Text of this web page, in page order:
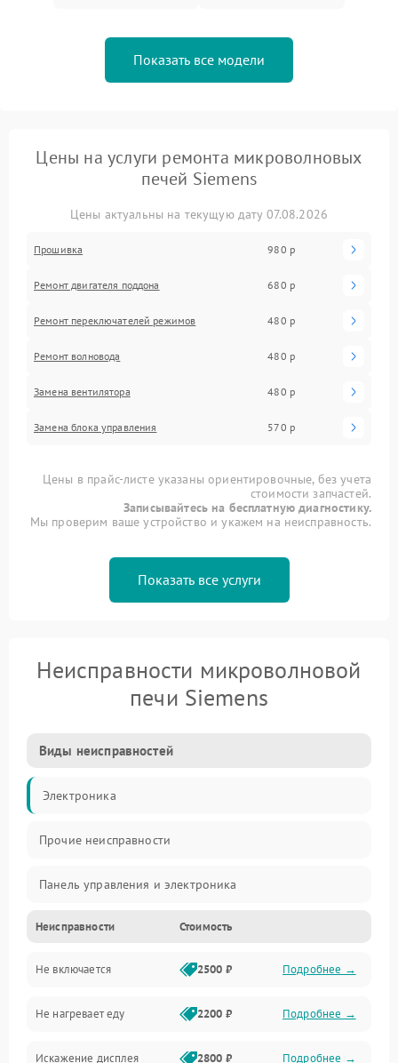
Показать все модели
Цены на услуги ремонта микроволновых
печей Siemens
Цены актуальны на текущую дату 07.08.2026
Прошивка 980 р
Ремонт двигателя поддона 680 р
Ремонт переключателей режимов 480 р
Ремонт волновода 480 р
Замена вентилятора 480 р
Замена блока управления 570 р
Цены в прайс-листе указаны ориентировочные, без учета
стоимости запчастей.
Записывайтесь на бесплатную диагностику.
Мы проверим ваше устройство и укажем на неисправность.
Показать все услуги
Неисправности микроволновой
печи Siemens
Виды неисправностей
Электроника
Прочие неисправности
Панель управления и электроника
Дверца и корпус
Механика и внутренние элементы
Механические повреждения
Неисправности Стоимость
Не включается 2500 ₽ Подробнее →
Не нагревает еду 2200 ₽ Подробнее →
Искажение дисплея 2800 ₽ Подробнее →